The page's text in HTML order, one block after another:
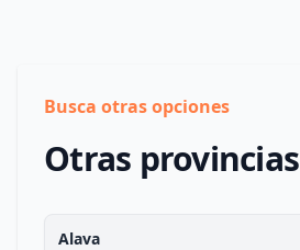
Busca otras opciones
Otras provincias
Alava